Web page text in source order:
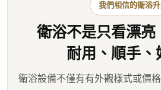
我們相信的衛浴
衛浴不是只看漂亮
耐用、順手、
衛浴設備不僅有有外觀樣式或價